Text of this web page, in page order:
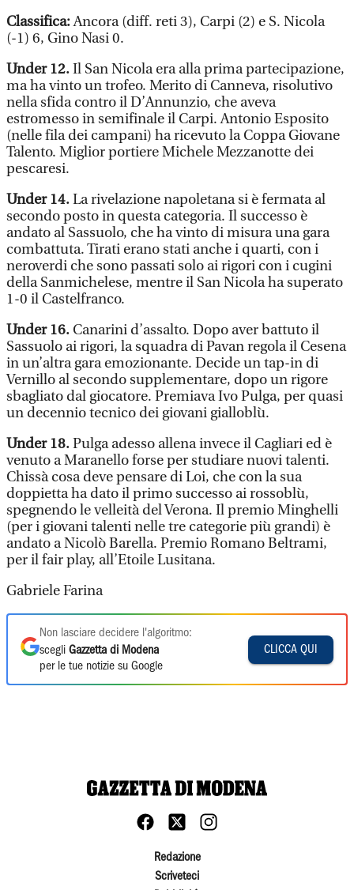
Classifica:Ancora (diff. reti 3), Carpi (2) e S. Nicola
(-1) 6, Gino Nasi 0.
Under 12.Il San Nicola era alla prima partecipazione,
ma ha vinto un trofeo. Merito di Canneva, risolutivo
nella sfida contro il D’Annunzio, che aveva
estromesso in semifinale il Carpi. Antonio Esposito
(nelle fila dei campani) ha ricevuto la Coppa Giovane
Talento. Miglior portiere Michele Mezzanotte dei
pescaresi.
Under 14.La rivelazione napoletana si è fermata al
secondo posto in questa categoria. Il successo è
andato al Sassuolo, che ha vinto di misura una gara
combattuta. Tirati erano stati anche i quarti, con i
neroverdi che sono passati solo ai rigori con i cugini
della Sanmichelese, mentre il San Nicola ha superato
1-0 il Castelfranco.
Under 16. Canarini d’assalto. Dopo aver battuto il
Sassuolo ai rigori, la squadra di Pavan regola il Cesena
in un’altra gara emozionante. Decide un tap-in di
Vernillo al secondo supplementare, dopo un rigore
sbagliato dal giocatore. Premiava Ivo Pulga, per quasi
un decennio tecnico dei giovani gialloblù.
Under 18.Pulga adesso allena invece il Cagliari ed è
venuto a Maranello forse per studiare nuovi talenti.
Chissà cosa deve pensare di Loi, che con la sua
doppietta ha dato il primo successo ai rossoblù,
spegnendo le velleità del Verona. Il premio Minghelli
(per i giovani talenti nelle tre categorie più grandi) è
andato a Nicolò Barella. Premio Romano Beltrami,
per il fair play, all’Etoile Lusitana.
Gabriele Farina
Non lasciare decidere l'algoritmo:
scegli Gazzetta di Modena
per le tue notizie su Google
CLICCA QUI
Redazione
Scriveteci